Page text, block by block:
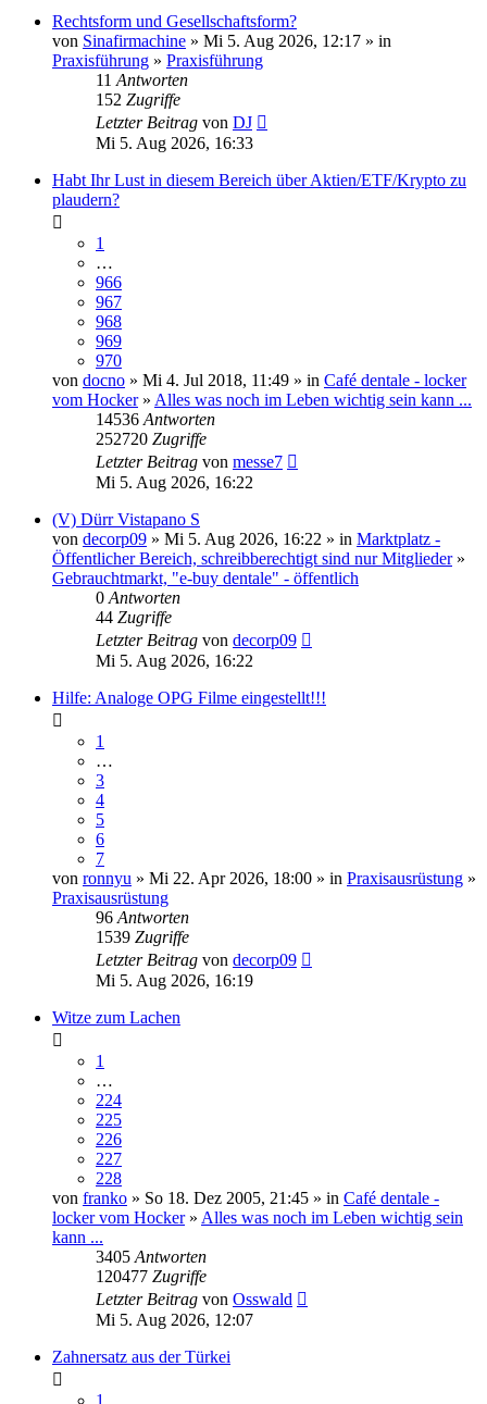
Rechtsform und Gesellschaftsform?
von Sinafirmachine » Mi 5. Aug 2026, 12:17 » in
Praxisführung » Praxisführung
11 Antworten
152 Zugriffe
Letzter Beitrag von DJ
Mi 5. Aug 2026, 16:33
Habt Ihr Lust in diesem Bereich über Aktien/ETF/Krypto zu
plaudern?
1
…
966
967
968
969
970
von docno » Mi 4. Jul 2018, 11:49 » in Café dentale - locker
vom Hocker» Alles was noch im Leben wichtig sein kann ...
14536 Antworten
252720 Zugriffe
Letzter Beitrag von messe7
Mi 5. Aug 2026, 16:22
(V) Dürr Vistapano S
von decorp09 » Mi 5. Aug 2026, 16:22 » in Marktplatz -
Öffentlicher Bereich, schreibberechtigt sind nur Mitglieder»
Gebrauchtmarkt, "e-buy dentale" - öffentlich
0 Antworten
44 Zugriffe
Letzter Beitrag von decorp09
Mi 5. Aug 2026, 16:22
Hilfe: Analoge OPG Filme eingestellt!!!
1
…
3
4
5
6
7
von ronnyu » Mi 22. Apr 2026, 18:00 » in Praxisausrüstung »
Praxisausrüstung
96 Antworten
1539 Zugriffe
Letzter Beitrag von decorp09
Mi 5. Aug 2026, 16:19
Witze zum Lachen
1
…
224
225
226
227
228
von franko » So 18. Dez 2005, 21:45 » in Café dentale -
locker vom Hocker» Alles was noch im Leben wichtig sein
kann ...
3405 Antworten
120477 Zugriffe
Letzter Beitrag von Osswald
Mi 5. Aug 2026, 12:07
Zahnersatz aus der Türkei
1